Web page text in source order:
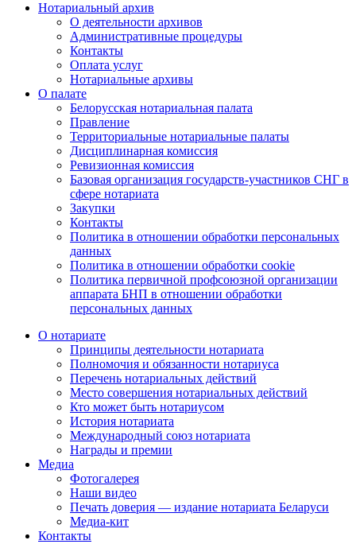
Нотариальный архив
О деятельности архивов
Административные процедуры
Контакты
Оплата услуг
Нотариальные архивы
О палате
Белорусская нотариальная палата
Правление
Территориальные нотариальные палаты
Дисциплинарная комиссия
Ревизионная комиссия
Базовая организация государств-участников СНГ в
сфере нотариата
Закупки
Контакты
Политика в отношении обработки персональных
данных
Политика в отношении обработки cookie
Политика первичной профсоюзной организации
аппарата БНП в отношении обработки
персональных данных
О нотариате
Принципы деятельности нотариата
Полномочия и обязанности нотариуса
Перечень нотариальных действий
Место совершения нотариальных действий
Кто может быть нотариусом
История нотариата
Международный союз нотариата
Награды и премии
Медиа
Фотогалерея
Наши видео
Печать доверия — издание нотариата Беларуси
Медиа-кит
Контакты